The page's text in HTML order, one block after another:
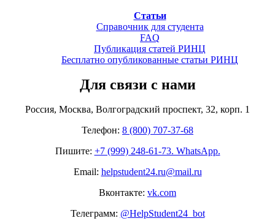
Статьи
Справочник для студента
FAQ
Публикация статей РИНЦ
Бесплатно опубликованные статьи РИНЦ
Для связи с нами
Россия, Москва, Волгоградский проспект, 32, корп. 1
Телефон: 8 (800) 707-37-68
Пишите: +7 (999) 248-61-73. WhatsApp.
Email: helpstudent24.ru@mail.ru
Вконтакте: vk.com
Телеграмм: @HelpStudent24_bot